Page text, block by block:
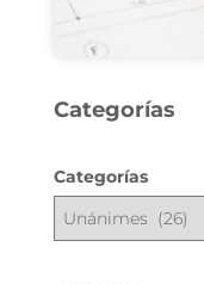
Categorías
Categorías